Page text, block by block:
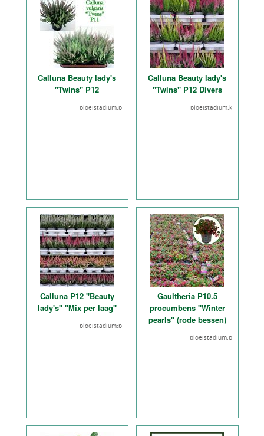
Calluna Beauty lady's
"Twins" P12
bloeistadium:b
Calluna Beauty lady's
"Twins" P12 Divers
bloeistadium:k
Calluna P12 "Beauty
lady's" "Mix per laag"
bloeistadium:b
Gaultheria P10.5
procumbens "Winter
pearls" (rode bessen)
bloeistadium:b